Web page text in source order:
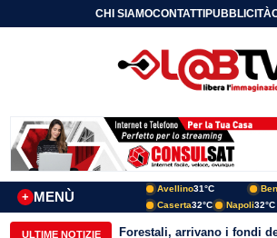
CHI SIAMOCONTATTIPUBBLICITÀ
MENÙ
+
Avellino31°C
Caserta32°C Napoli32°C
ULTIME NOTIZIE
Forestali, arrivano i fondi